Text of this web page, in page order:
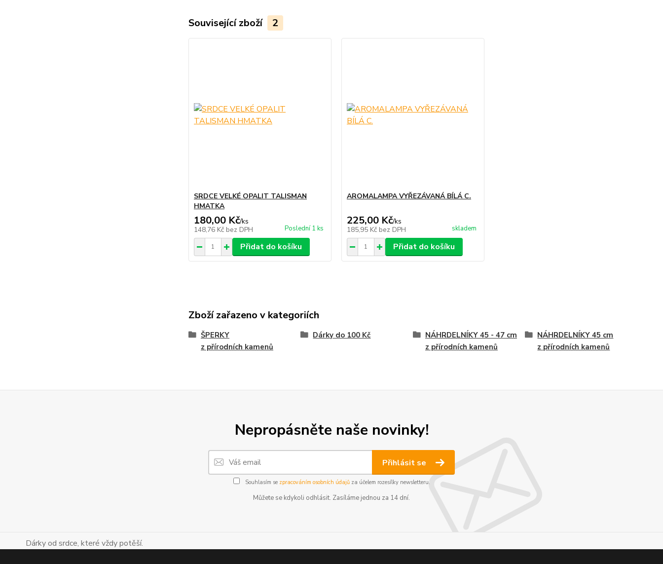
Související zboží 2
SRDCE VELKÉ OPALIT TALISMAN
HMATKA
180,00 Kč/ks
148,76 Kč bez DPH Poslední 1 ks
Přidat do košíku
AROMALAMPA VYŘEZÁVANÁ BÍLÁ C.
225,00 Kč/ks
185,95 Kč bez DPH skladem
Přidat do košíku
Zboží zařazeno v kategoriích
ŠPERKY
z přírodních kamenů
Dárky do 100 Kč
NÁHRDELNÍKY 45 - 47 cm
z přírodních kamenů
NÁHRDELNÍKY 45 cm
z přírodních kamenů
Nepropásněte naše novinky!
Přihlásit se
Souhlasím se zpracováním osobních údajůza účelem rozesílky newsletteru.
Můžete se kdykoli odhlásit. Zasíláme jednou za 14 dní.
Dárky od srdce, které vždy potěší.